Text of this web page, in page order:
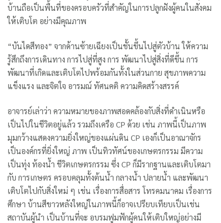
บ้านถือเป็นพื้นที่ของครอบครัวที่สำคัญในการปลูกฝังผู้คนในสังคม
ให้เติบโต อย่างมีคุณภาพ
“บันไดสีทอง” จากด้านซ้ายเฉียงเป็นชั้นขึ้นไปสู่ตัวบ้าน ให้ความ
รู้สึกถึงการเดินทาง การไปสู่ที่สูง การ พัฒนาไปสู่สิ่งที่ดีขึ้น การ
พัฒนาที่เกิดและเติบโตไปพร้อมกันทั้งในส่วนกาย สุขภาพความ
แข็งแรง และจิตใจ อารมณ์ ทัศนคติ ความคิดสร้างสรรค์
อาจารย์เล่าว่า ความหมายของภาพสอดคล้องกับสิ่งที่ดำเนินหรือ
เป็นไปในชีวิตอยู่แล้ว รวมถึงเครือ CP ด้วย เช่น ภาพนี้เป็นภาพ
มุมกว้างแสดงความยิ่งใหญ่ของแผ่นดิน CP เองก็เป็นอาณาจักร
เป็นองค์กรที่ยิ่งใหญ่ ภาพ เป็นทิวทัศน์ของเกษตรกรรม มีความ
เป็นทุ่ง ท้องน้ำ ชีวิตเกษตรกรรม ซึ่ง CP ก็มีรากฐานและเติบโตมา
กับ การเกษตร ครอบคลุมทั้งต้นน้ำ กลางน้ำ ปลายน้ำ และพัฒนา
เติบโตไปกับสิ่งใหม่ ๆ เช่น เรื่องการสื่อสาร โทรคมนาคม เรื่องการ
ศึกษา บ้านสีขาวหลังใหญ่ในภาพนี้ก็อาจเปรียบเทียบเป็นเช่น
สถาบันผู้นำ เป็นบ้านที่จะ อบรมฟูมฟักผู้คนให้เติบใหญ่อย่างมี